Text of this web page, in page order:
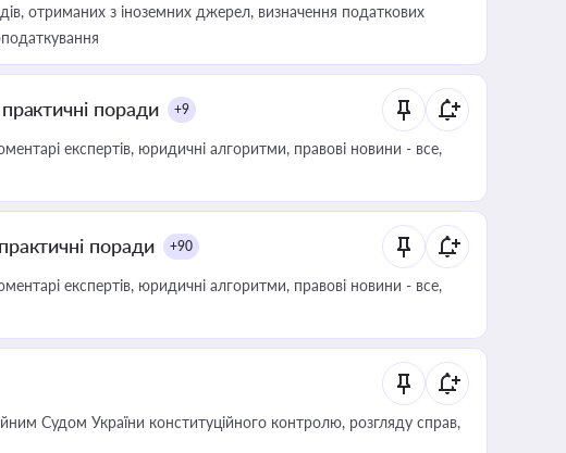
отриманих з іноземних джерел, визначення податкових
поради +9
експертів, юридичні алгоритми, правові новини - все,
поради +90
експертів, юридичні алгоритми, правові новини - все,
Судом України конституційного контролю, розгляду справ,